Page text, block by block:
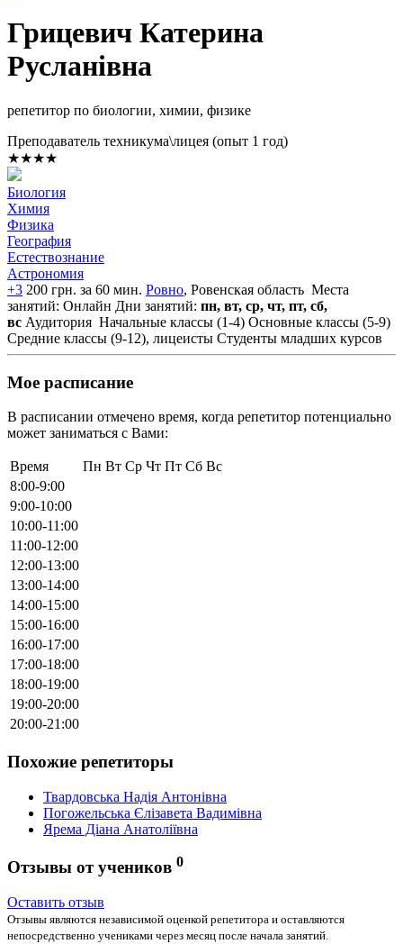
Грицевич Катерина
Русланівна
репетитор по биологии, химии, физике
Преподаватель техникума\лицея (опыт 1 год)
★★★★
Биология
Химия
Физика
География
Естествознание
Астрономия
+3 200 грн. за 60 мин. Ровно, Ровенская область Места
занятий: Онлайн Дни занятий: пн, вт, ср, чт, пт, сб,
вс Аудитория Начальные классы (1-4) Основные классы (5-9)
Средние классы (9-12), лицеисты Студенты младших курсов
Мое расписание
В расписании отмечено время, когда репетитор потенциально
может заниматься с Вами:
Время Пн Вт Ср Чт Пт Сб Вс
8:00-9:00
9:00-10:00
10:00-11:00
11:00-12:00
12:00-13:00
13:00-14:00
14:00-15:00
15:00-16:00
16:00-17:00
17:00-18:00
18:00-19:00
19:00-20:00
20:00-21:00
Похожие репетиторы
Твардовська Надія Антонівна
Погожельська Єлізавета Вадимівна
Ярема Діана Анатоліївна
Отзывы от учеников 0
Оставить отзыв
Отзывы являются независимой оценкой репетитора и оставляются
непосредственно учениками через месяц после начала занятий.